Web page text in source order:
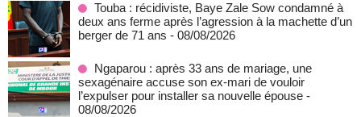
Touba : récidiviste, Baye Zale Sow condamné à
deux ans ferme après l’agression à la machette d’un
berger de 71 ans - 08/08/2026
Ngaparou : après 33 ans de mariage, une
sexagénaire accuse son ex-mari de vouloir
l’expulser pour installer sa nouvelle épouse -
08/08/2026